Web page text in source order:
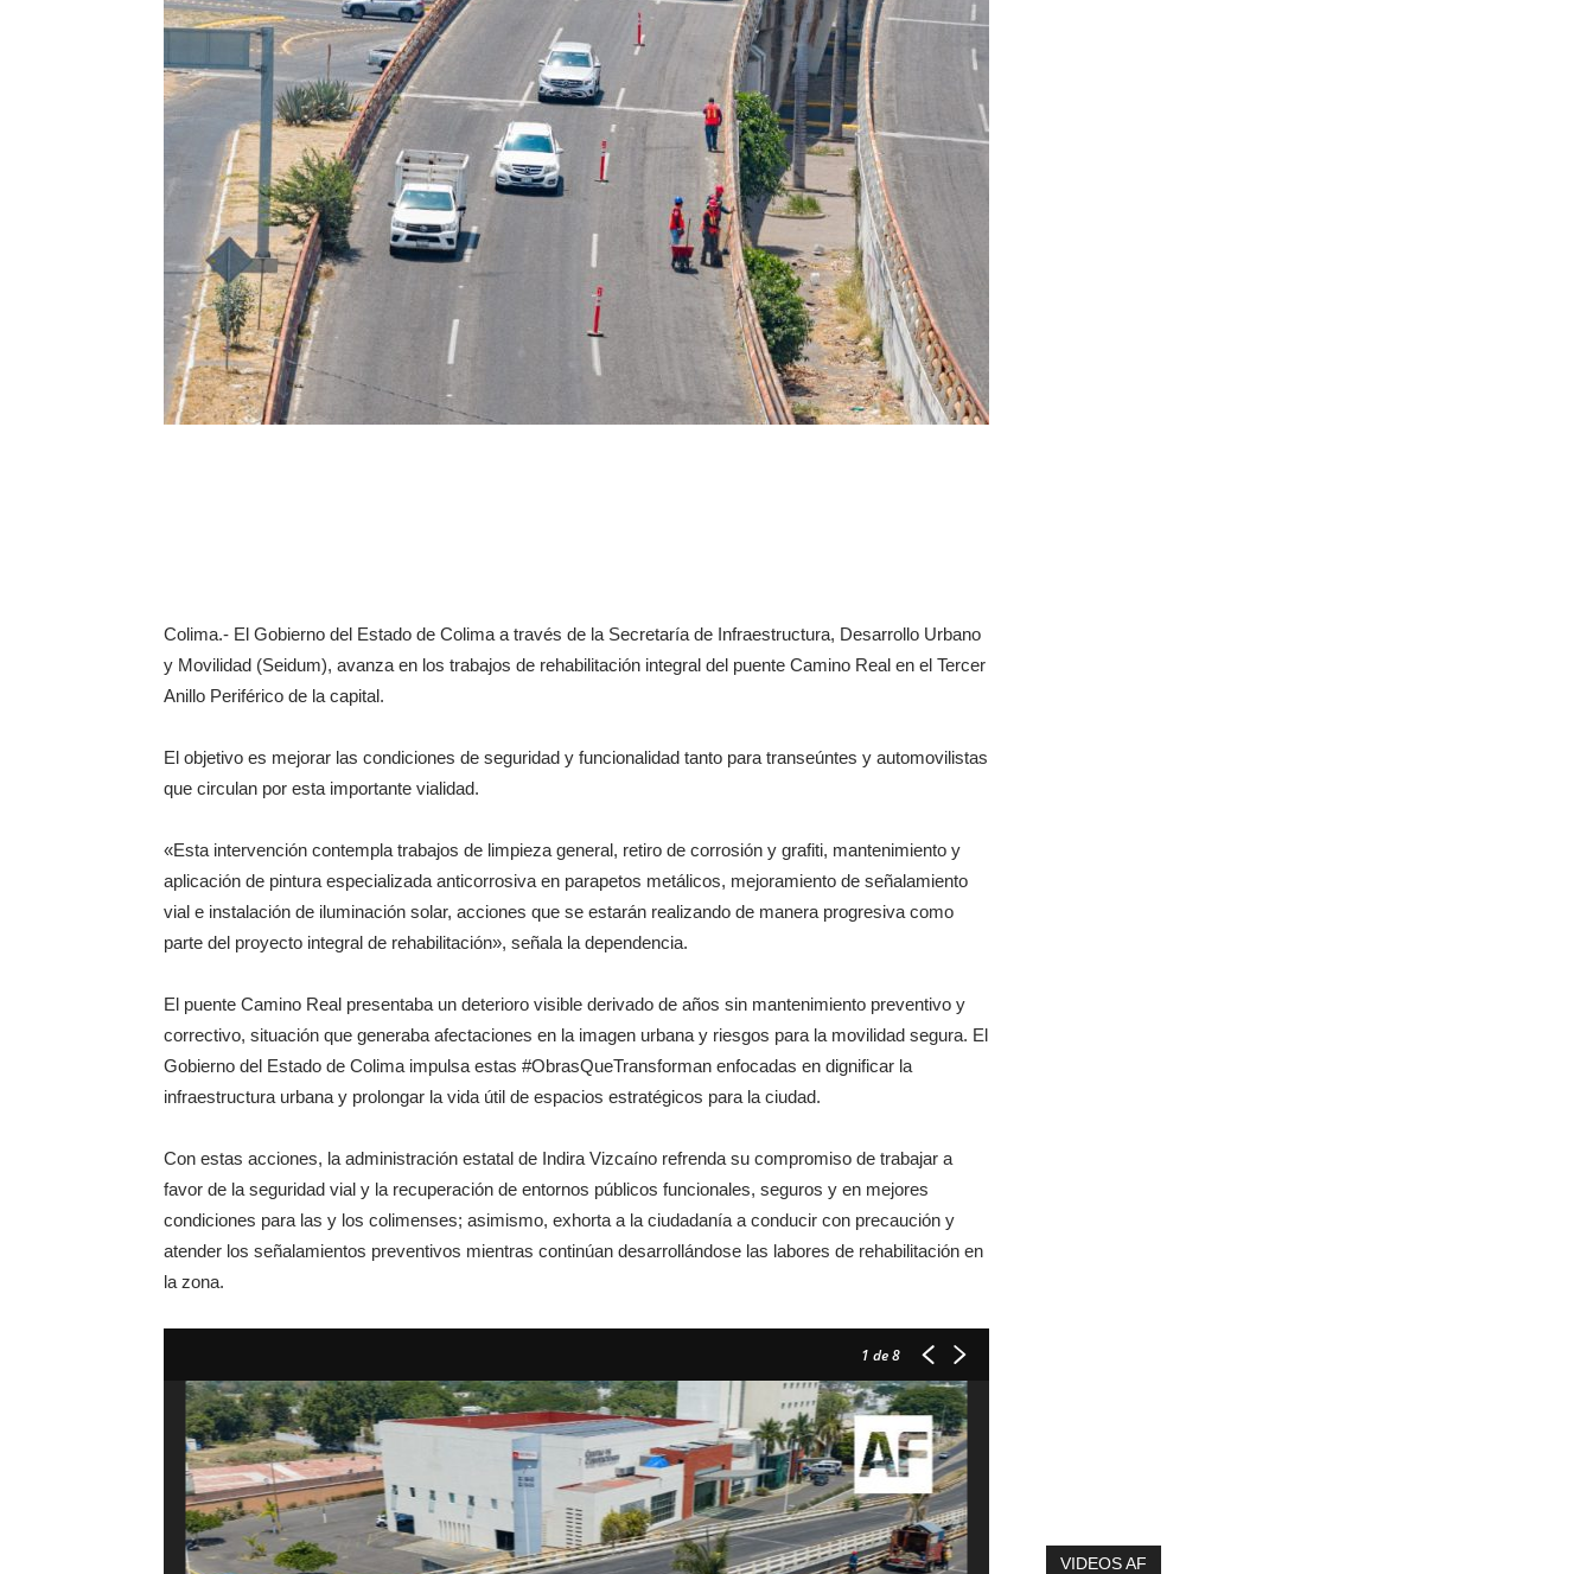
Colima.- El Gobierno del Estado de Colima a través de la Secretaría de Infraestructura, Desarrollo Urbano
y Movilidad (Seidum), avanza en los trabajos de rehabilitación integral del puente Camino Real en el Tercer
Anillo Periférico de la capital.
El objetivo es mejorar las condiciones de seguridad y funcionalidad tanto para transeúntes y automovilistas
que circulan por esta importante vialidad.
«Esta intervención contempla trabajos de limpieza general, retiro de corrosión y grafiti, mantenimiento y
aplicación de pintura especializada anticorrosiva en parapetos metálicos, mejoramiento de señalamiento
vial e instalación de iluminación solar, acciones que se estarán realizando de manera progresiva como
parte del proyecto integral de rehabilitación», señala la dependencia.
El puente Camino Real presentaba un deterioro visible derivado de años sin mantenimiento preventivo y
correctivo, situación que generaba afectaciones en la imagen urbana y riesgos para la movilidad segura. El
Gobierno del Estado de Colima impulsa estas #ObrasQueTransforman enfocadas en dignificar la
infraestructura urbana y prolongar la vida útil de espacios estratégicos para la ciudad.
Con estas acciones, la administración estatal de Indira Vizcaíno refrenda su compromiso de trabajar a
favor de la seguridad vial y la recuperación de entornos públicos funcionales, seguros y en mejores
condiciones para las y los colimenses; asimismo, exhorta a la ciudadanía a conducir con precaución y
atender los señalamientos preventivos mientras continúan desarrollándose las labores de rehabilitación en
la zona.
1 de 8
VIDEOS AF